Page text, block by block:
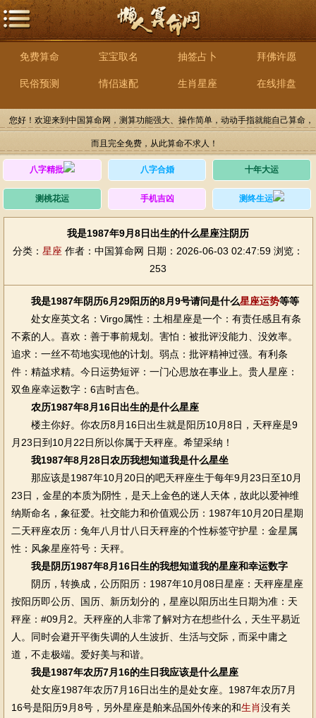
免费算命 宝宝取名 抽签占卜 拜佛许愿
民俗预测 情侣速配 生肖星座 在线排盘
您好！欢迎来到中国算命网，测算功能强大、操作简单，动动手指就能自己算命，
而且完全免费，从此算命不求人！
八字精批 八字合婚 十年大运
测桃花运 手机吉凶 测终生运
我是1987年9月8日出生的什么星座注阴历
分类： 星座 作者：中国算命网 日期：2026-06-03 02:47:59 浏览：
253
我是1987年阴历6月29阳历的8月9号请问是什么星座运势等等
处女座英文名：Virgo属性：土相星座是一个：有责任感且有条
不紊的人。喜欢：善于事前规划。害怕：被批评没能力、没效率。
追求：一丝不苟地实现他的计划。弱点：批评精神过强。有利条
件：精益求精。今日运势短评：一门心思放在事业上。贵人星座：
双鱼座幸运数字：6吉时吉色。
农历1987年8月16日出生的是什么星座
楼主你好。你农历8月16日出生就是阳历10月8日，天秤座是9
月23日到10月22日所以你属于天秤座。希望采纳！
我1987年8月28日农历我想知道我是什么星坐
那应该是1987年10月20日的吧天秤座生于每年9月23日至10月
23日，金星的本质为阴性，是天上金色的迷人天体，故此以爱神维
纳斯命名，象征爱。社交能力和价值观公历：1987年10月20日星期
二天秤座农历：兔年八月廿八日天秤座的个性标签守护星：金星属
性：风象星座符号：天秤。
我是阴历1987年8月16日生的我想知道我的星座和幸运数字
阴历，转换成，公历阳历：1987年10月08日星座：天秤座星座
按阳历即公历、国历、新历划分的，星座以阳历出生日期为准：天
秤座：#09月2。天秤座的人非常了解对方在想些什么，天生平易近
人。同时会避开平衡失调的人生波折、生活与交际，而采中庸之
道，不走极端。爱好美与和谐。
我是1987年农历7月16的生日我应该是什么星座
处女座1987年农历7月16日出生的是处女座。1987年农历7月
16号是阳历9月8号，另外星座是舶来品国外传来的和生肖没有关